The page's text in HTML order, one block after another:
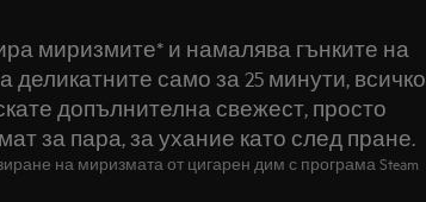
миризмите* и намалява гънките на
деликатните само за 25 минути, всичко
допълнителна свежест, просто
за пара, за ухание като след пране.
на миризмата от цигарен дим с програма Steam